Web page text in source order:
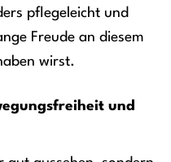
pflegeleicht und
Freude an diesem
wirst.
und